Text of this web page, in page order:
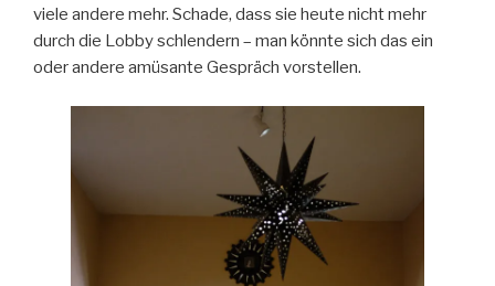
viele andere mehr. Schade, dass sie heute nicht mehr
durch die Lobby schlendern – man könnte sich das ein
oder andere amüsante Gespräch vorstellen.